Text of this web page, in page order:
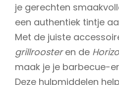
je gerechten
een authentiek tintje
Met de juiste
grillroosteren de
maak je je barbecue-
Deze hulpmiddelen